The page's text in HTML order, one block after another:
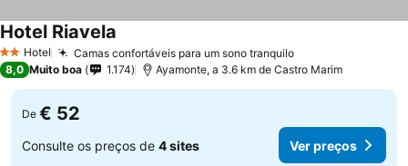
2 Estrelas
Hotel Camas confortáveis para um sono tranquiloVer preços
Hotel Riavela
8,0 Muito boa 1.174 Ayamonte, a 3.6 km de Castro Marim
De € 52
Consulte os preços de 4 sites Ver preços